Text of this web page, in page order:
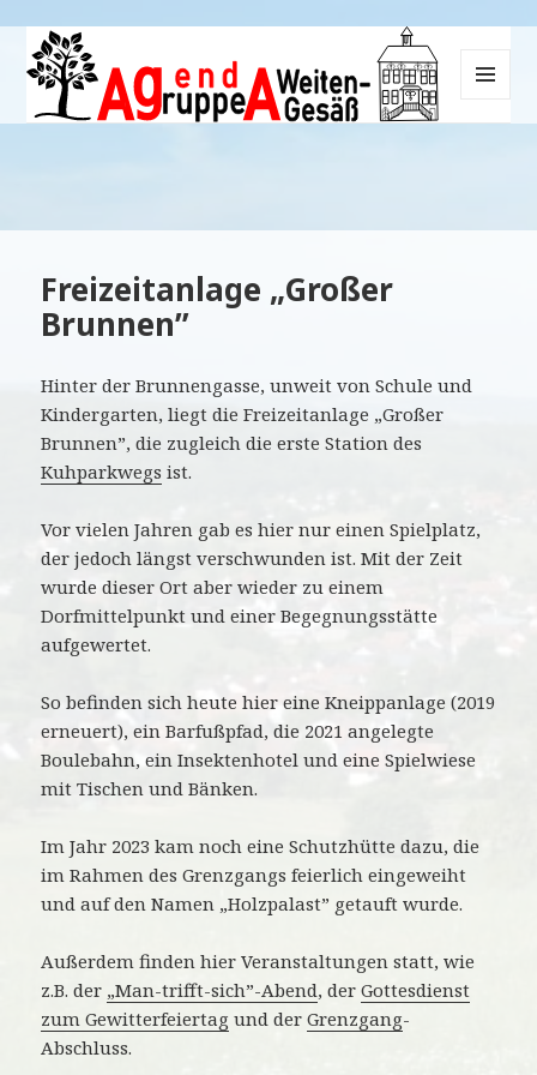
UND
Freizeitanlage „Großer
Brunnen”
Hinter der Brunnengasse, unweit von Schule und
Kindergarten, liegt die Freizeitanlage „Großer
Brunnen”, die zugleich die erste Station des
Kuhparkwegs ist.
Vor vielen Jahren gab es hier nur einen Spielplatz,
der jedoch längst verschwunden ist. Mit der Zeit
wurde dieser Ort aber wieder zu einem
Dorfmittelpunkt und einer Begegnungsstätte
aufgewertet.
So befinden sich heute hier eine Kneippanlage (2019
erneuert), ein Barfußpfad, die 2021 angelegte
Boulebahn, ein Insektenhotel und eine Spielwiese
mit Tischen und Bänken.
Im Jahr 2023 kam noch eine Schutzhütte dazu, die
im Rahmen des Grenzgangs feierlich eingeweiht
und auf den Namen „Holzpalast” getauft wurde.
Außerdem finden hier Veranstaltungen statt, wie
z.B. der „Man-trifft-sich”-Abend, derGottesdienst
zum Gewitterfeiertag und derGrenzgang-
Abschluss.